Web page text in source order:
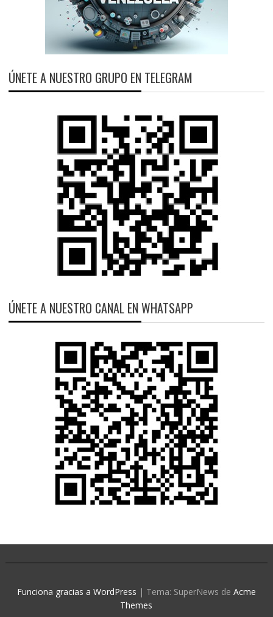
ÚNETE A NUESTRO GRUPO EN TELEGRAM
ÚNETE A NUESTRO CANAL EN WHATSAPP
Funciona gracias a WordPress | Tema: SuperNews de Acme
Themes